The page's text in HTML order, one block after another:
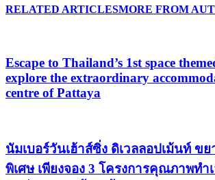
RELATED ARTICLESMORE FROM
Escape to Thailand’s 1st space
explore the extraordinary
centre of Pattaya
นัมเบอร์วันเฮ้าส์ซิ่ง ดิเวลลอปเม้นท์ ขย
พิเศษ เพียงจอง 3 โครงการคุณภาพทำ